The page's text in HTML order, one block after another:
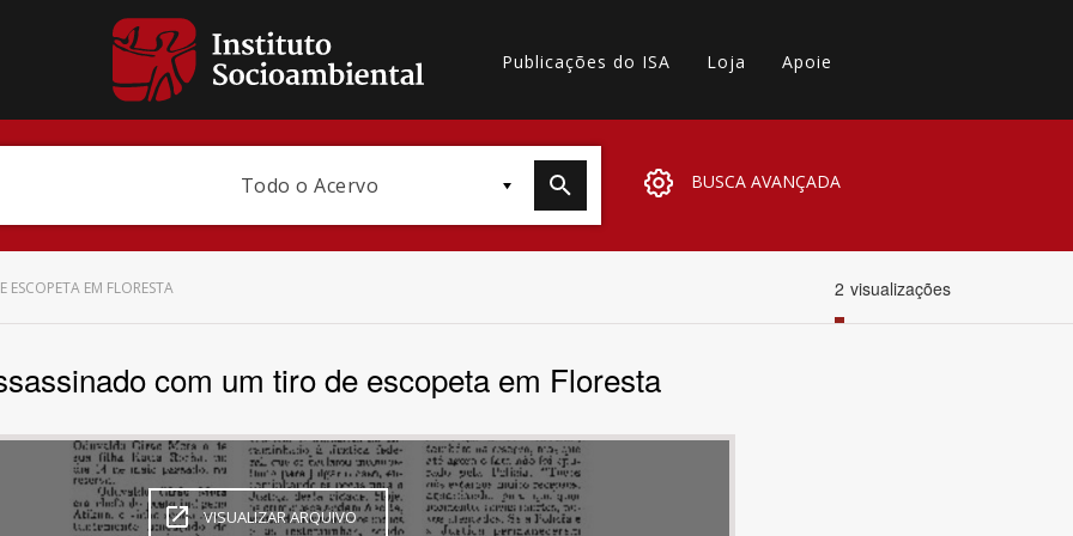
Publicações do ISA Loja Apoie
Todo o Acervo BUSCA AVANÇADA
Subtema
EM FLORESTA 2 visualizações
com um tiro de escopeta em Floresta
VISUALIZAR ARQUIVO